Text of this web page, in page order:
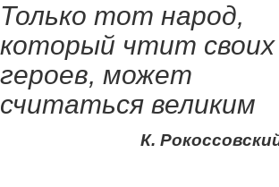
Только тот народ,
который чтит своих
героев, может
считаться великим
К.